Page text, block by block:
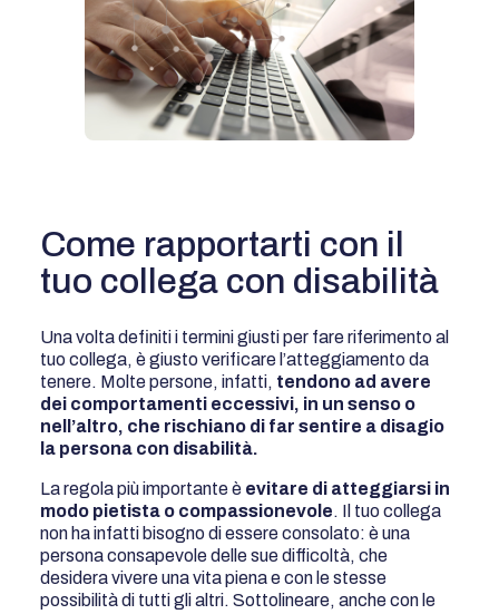
Come rapportarti con il
tuo collega con disabilità
Una volta definiti i termini giusti per fare riferimento al
tuo collega, è giusto verificare l’atteggiamento da
tenere. Molte persone, infatti, tendono ad avere
dei comportamenti eccessivi, in un senso o
nell’altro, che rischiano di far sentire a disagio
la persona con disabilità.
La regola più importante è evitare di atteggiarsi in
modo pietista o compassionevole. Il tuo collega
non ha infatti bisogno di essere consolato: è una
persona consapevole delle sue difficoltà, che
desidera vivere una vita piena e con le stesse
possibilità di tutti gli altri. Sottolineare, anche con le